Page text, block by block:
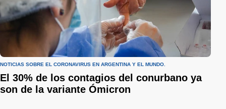
NOTICIAS SOBRE EL CORONAVIRUS EN ARGENTINA Y EL MUNDO.
El 30% de los contagios del conurbano ya
son de la variante Ómicron